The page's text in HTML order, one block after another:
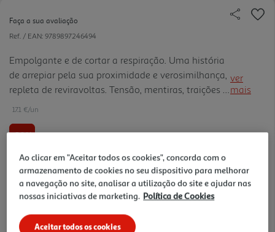
Faça a sua avaliação
Ref. / EAN: 9789897246494
Empolgante e de cortar a respiração. Uma história
de arrepiar pela sua proximidade e verosimilhança,
repleta de reviravoltas. Tensão, mentiras, traições e
uma estocada final arrebatadora e imprevisível.
ver
mais
17.1 €/un
-10%
19,00 €PVP de editor
17,10 €
Ao clicar em "Aceitar todos os cookies", concorda com o
armazenamento de cookies no seu dispositivo para melhorar
a navegação no site, analisar a utilização do site e ajudar nas
nossas iniciativas de marketing. Política de Cookies
Aceitar todos os cookies